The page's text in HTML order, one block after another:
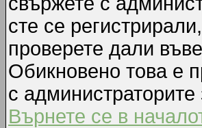
сте се
проверете дали
Обикновено това е
с
Върнете се в